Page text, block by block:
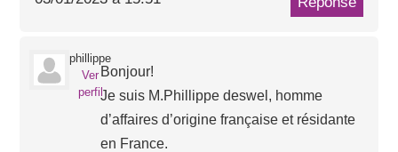
phillippe
Ver
perfil
Bonjour!
Je suis M.Phillippe deswel, homme
d’affaires d’origine française et résidante
en France.